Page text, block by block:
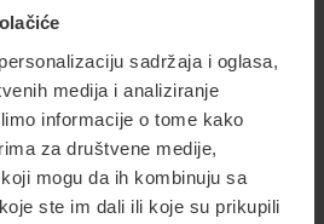
sadržaja i oglasa,
medija i analiziranje
informacije o tome kako
za društvene medije,
mogu da ih kombinuju sa
ste im dali ili koje su prikupili
for Sales Training Service
dobavljača, proizvod ili
istraživačkim publikacijama
izaberu samo one dobavljače sa
oznakama. Gartnerove
sastoje od mišljenja Gartnerove